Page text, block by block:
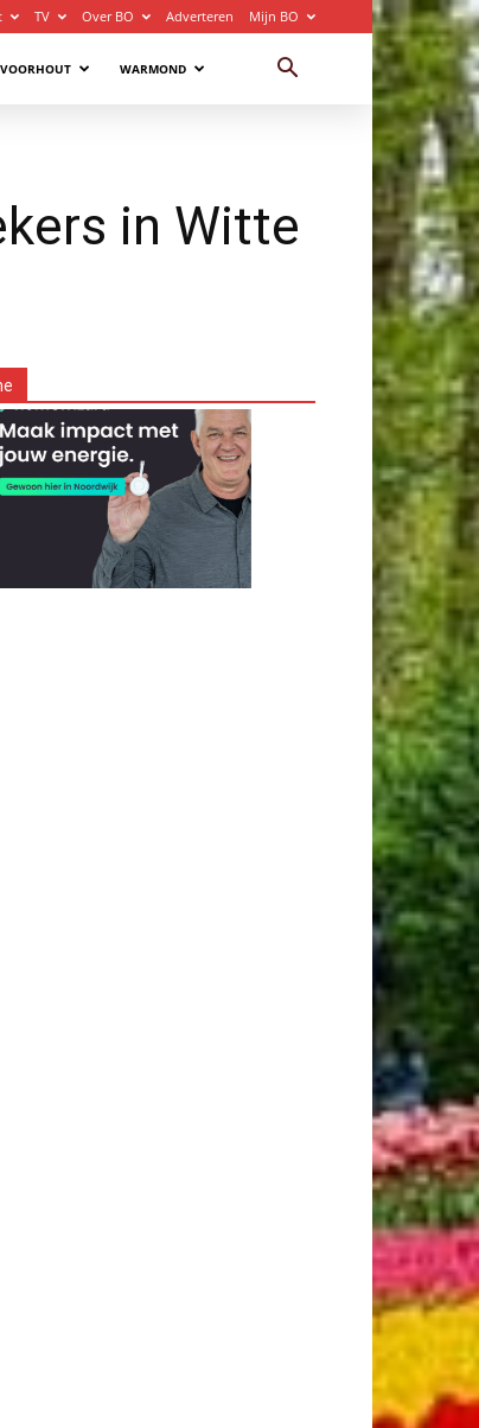
TV Over BO Adverteren Mijn BO
VOORHOUT WARMOND
in Witte